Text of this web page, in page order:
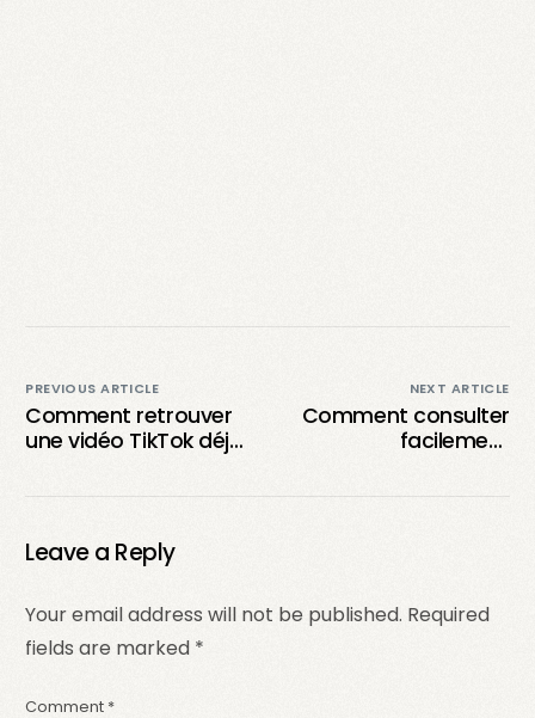
PREVIOUS ARTICLE
Comment retrouver
une vidéo TikTok déjà
l’application ?
NEXT ARTICLE
Comment consulter
facilement
activité sur TikTok ?
Leave a Reply
Your email address will not be published. Required
fields are marked *
Comment *